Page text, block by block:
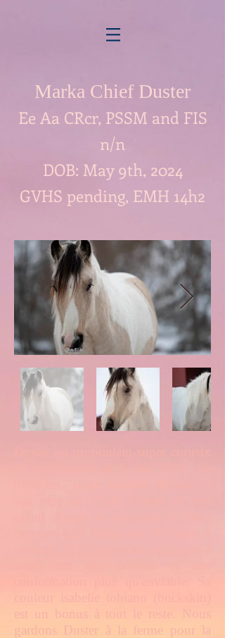
Marka Chief Duster
Ee Aa CRcr, PSSM and FIS
n/n
DOB: May 9th, 2024
GVHS pending, EMH 14h2
est un bonus à tout le reste. Nous
gardons Duster à la ferme pour la